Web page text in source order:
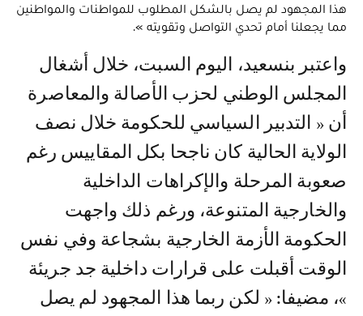
هذا المجهود لم يصل بالشكل المطلوب للمواطنات والمواطنين
مما يجعلنا أمام تحدي التواصل وتقويته ».
واعتبر بنسعيد، اليوم السبت، خلال أشغال
المجلس الوطني لحزب الأصالة والمعاصرة
أن « التدبير السياسي للحكومة خلال نصف
الولاية الحالية كان ناجحا بكل المقاييس رغم
صعوبة المرحلة والإكراهات الداخلية
والخارجية المتنوعة، ورغم ذلك واجهت
الحكومة الأزمة الخارجية بشجاعة وفي نفس
الوقت أقبلت على قرارات داخلية جد جريئة
»، مضيفا: « لكن ربما هذا المجهود لم يصل